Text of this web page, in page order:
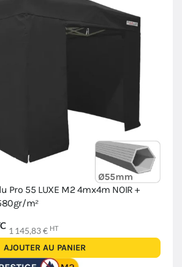
Pro 55 LUXE M2 4mx4m NOIR +
m²
1 145,83 € HT
AJOUTER AU PANIER